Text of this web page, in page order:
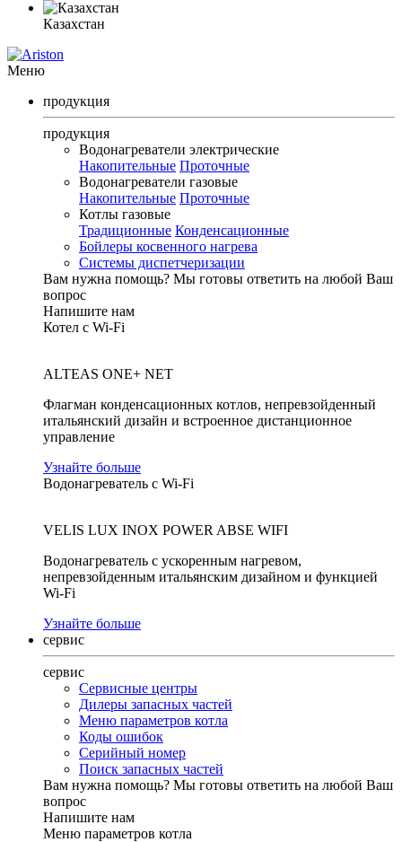
Казахстан
Меню
продукция
продукция
Водонагреватели электрические
Накопительные Проточные
Водонагреватели газовые
Накопительные Проточные
Котлы газовые
Традиционные Конденсационные
Бойлеры косвенного нагрева
Системы диспетчеризации
Вам нужна помощь? Мы готовы ответить на любой Ваш
вопрос
Напишите нам
Котел с Wi-Fi
ALTEAS ONE+ NET
Флагман конденсационных котлов, непревзойденный
итальянский дизайн и встроенное дистанционное
управление
Узнайте больше
Водонагреватель с Wi-Fi
VELIS LUX INOX POWER ABSE WIFI
Водонагреватель с ускоренным нагревом,
непревзойденным итальянским дизайном и функцией
Wi-Fi
Узнайте больше
сервис
сервис
Сервисные центры
Дилеры запасных частей
Меню параметров котла
Коды ошибок
Серийный номер
Поиск запасных частей
Вам нужна помощь? Мы готовы ответить на любой Ваш
вопрос
Напишите нам
Меню параметров котла